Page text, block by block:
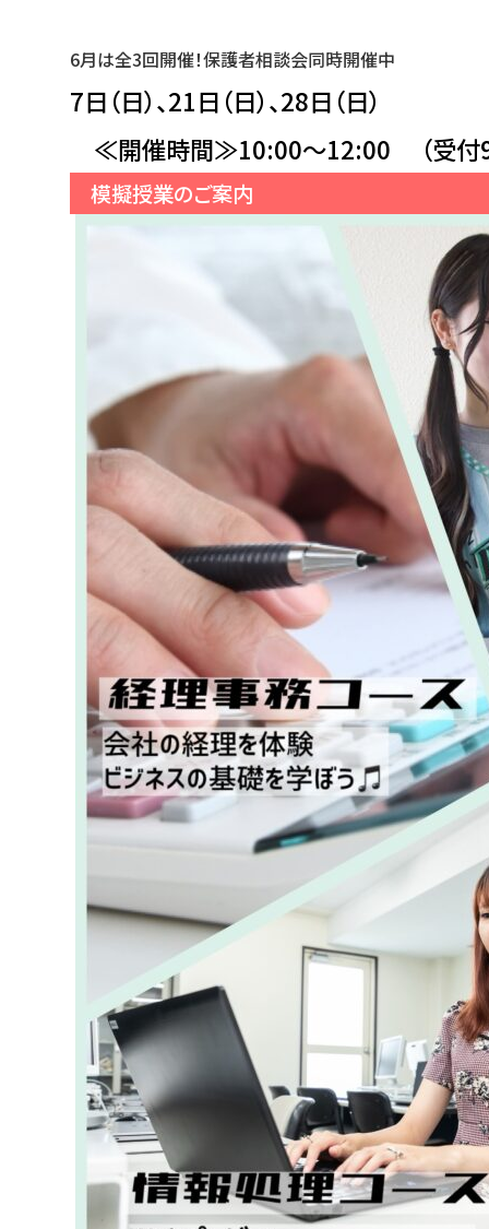
6月は全3回開催！保護者相談会同時開催中
7日（日）、21日（日）、28日（日）
≪開催時間≫10:00～12:00 （受付
模擬授業のご案内